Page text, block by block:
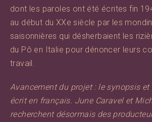
dont les paroles ont été écrites fin
au début du XXe siècle par les
saisonnières qui désherbaient les
du Pô en Italie pour dénoncer leurs
travail.
Avancement du projet : le synopsis
écrit en français. June Caravel et
recherchent désormais des